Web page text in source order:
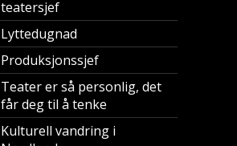
teatersjef
Lyttedugnad
Produksjonssjef
Teater er så personlig, det
får deg til å tenke
Kulturell vandring i